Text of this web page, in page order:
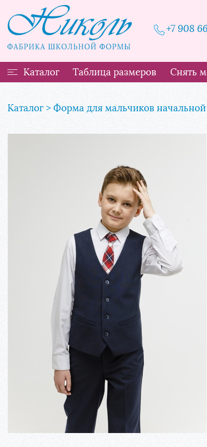
+7 908
Каталог Таблица размеров Снять
Фабрика школьной
Каталог Форма для мальчиков